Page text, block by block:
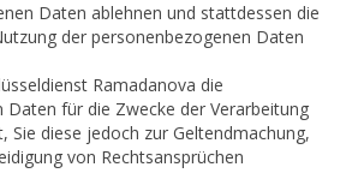
Daten ablehnen und stattdessen die
der personenbezogenen Daten
Ramadanova die
Daten für die Zwecke der Verarbeitung
Sie diese jedoch zur Geltendmachung,
von Rechtsansprüchen